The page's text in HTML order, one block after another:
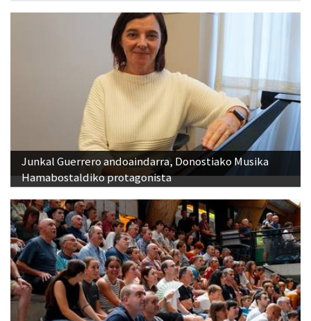
Junkal Guerrero andoaindarra, Donostiako Musika
Hamabostaldiko protagonista